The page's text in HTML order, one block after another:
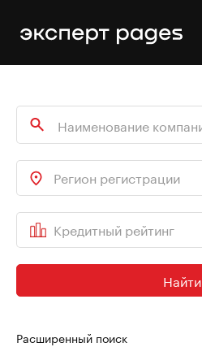
Регион регистрации
Кредитный рейтинг
Найти
Расширенный поиск